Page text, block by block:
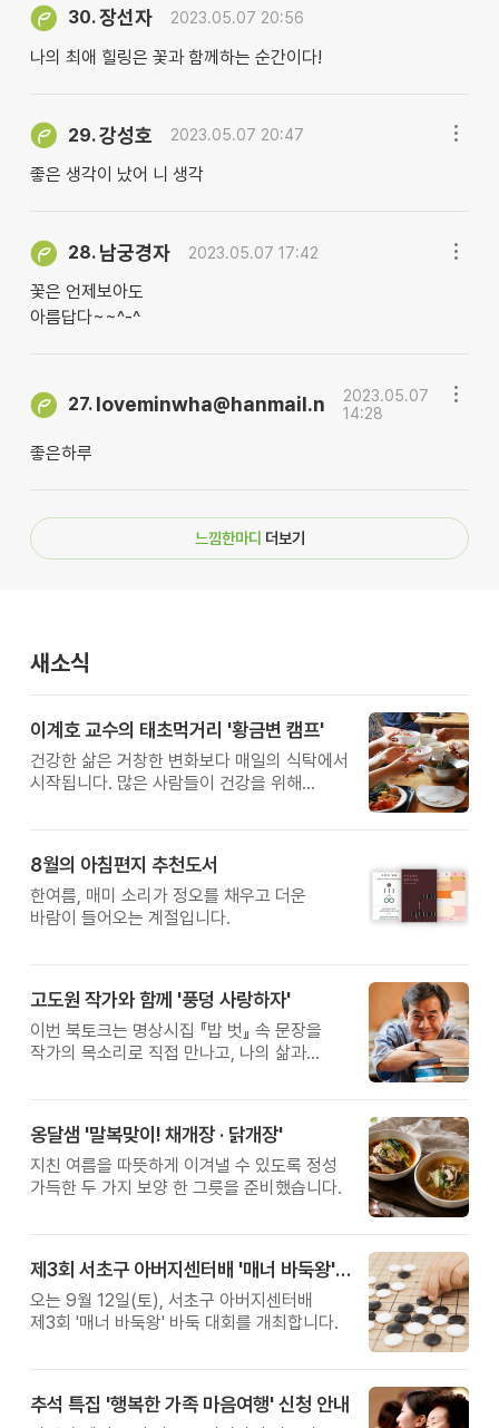
30.장선자 2023.05.07 20:56
나의 최애 힐링은 꽃과 함께하는 순간이다!
29.강성호 2023.05.07 20:47
좋은 생각이 났어 니 생각
28. 남궁경자 2023.05.07 17:42
꽃은 언제보아도
아름답다~~^-^
27. loveminwha@hanmail.n
2023.05.07
14:28
좋은하루
느낌한마디 더보기
새소식
이계호 교수의 태초먹거리 '황금변 캠프'
건강한 삶은 거창한 변화보다 매일의 식탁에서
시작됩니다. 많은 사람들이 건강을 위해
받은 이계호 교수와 함께하는 태초먹거리
황금변 캠프
8월의 아침편지 추천도서
한여름, 매미 소리가 정오를 채우고 더운
바람이 들어오는 계절입니다.
고도원 작가와 함께 '풍덩 사랑하자'
이번 북토크는 명상시집 『밥 벗』 속 문장을
작가의 목소리로 직접 만나고, 나의 삶과
옹달샘 '말복맞이! 채개장 · 닭개장'
지친 여름을 따뜻하게 이겨낼 수 있도록 정성
가득한 두 가지 보양 한 그릇을 준비했습니다.
제3회 서초구 아버지센터배 '매너 바둑왕' 대회
오는 9월 12일(토), 서초구 아버지센터배
제3회 '매너 바둑왕' 바둑 대회를 개최합니다.
추석 특집 '행복한 가족 마음여행' 신청 안내